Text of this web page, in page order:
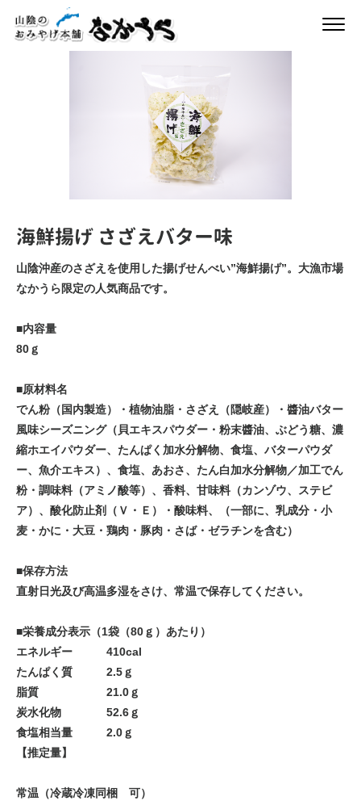
海鮮揚げ さざえバター味
山陰沖産のさざえを使用した揚げせんべい”海鮮揚げ”。大漁市場
なかうら限定の人気商品です。
■内容量
80ｇ
■原材料名
でん粉（国内製造）・植物油脂・さざえ（隠岐産）・醬油バター
風味シーズニング（貝エキスパウダー・粉末醬油、ぶどう糖、濃
縮ホエイパウダー、たんぱく加水分解物、食塩、バターパウダ
ー、魚介エキス）、食塩、あおさ、たん白加水分解物／加工でん
粉・調味料（アミノ酸等）、香料、甘味料（カンゾウ、ステビ
ア）、酸化防止剤（Ｖ・Ｅ）・酸味料、（一部に、乳成分・小
麦・かに・大豆・鶏肉・豚肉・さば・ゼラチンを含む）
■保存方法
直射日光及び高温多湿をさけ、常温で保存してください。
■栄養成分表示（1袋（80ｇ）あたり）
エネルギー 410cal
たんぱく質 2.5ｇ
脂質 21.0ｇ
炭水化物 52.6ｇ
食塩相当量 2.0ｇ
【推定量】
常温（冷蔵冷凍同梱 可）